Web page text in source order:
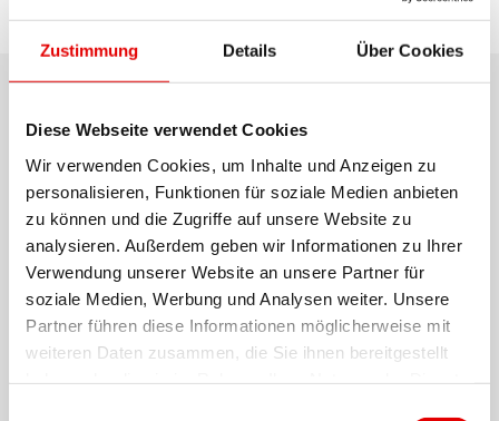
Zustimmung Details Über Cookies
Diese Webseite verwendet Cookies
Wir verwenden Cookies, um Inhalte und Anzeigen zu
personalisieren, Funktionen für soziale Medien anbieten
zu können und die Zugriffe auf unsere Website zu
analysieren. Außerdem geben wir Informationen zu Ihrer
Verwendung unserer Website an unsere Partner für
soziale Medien, Werbung und Analysen weiter. Unsere
Partner führen diese Informationen möglicherweise mit
weiteren Daten zusammen, die Sie ihnen bereitgestellt
Entdecken
wählen
Support
Produktdetails
Die U 623 ist dafür konzipiert, die höheren
Gewichte von E-Tourenrädern auszuhalten und
bietet dank eines grösseren Felgenquerschnitts
überlegene Widerstandsfähigkeit. Dies
gewährleistet konsequente Zuverlässigkeit auf
verschiedensten Geländearten bei einem
Mehr anzeigen